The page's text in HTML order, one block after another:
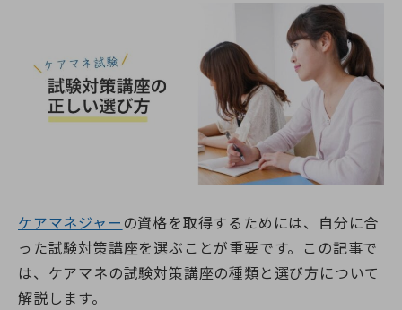
ケアマネジャー の資格を取得するためには、自分に合
った試験対策講座を選ぶことが重要です。この記事で
は、ケアマネの試験対策講座の種類と選び方について
解説します。